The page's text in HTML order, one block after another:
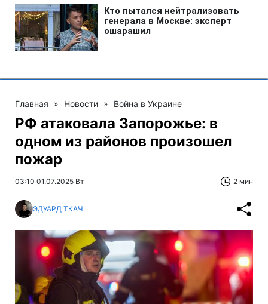
Главная » Новости » Война в Украине
РФ атаковала Запорожье: в
одном из районов произошел
пожар
03:10 01.07.2025 Вт 2 мин
ЭДУАРД ТКАЧ